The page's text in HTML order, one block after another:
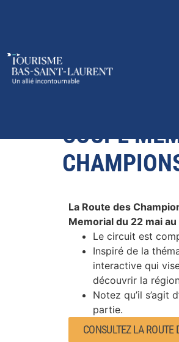
COUPE
La Route des
Memorial du 22 mai
Le circuit est
Inspiré de la
interactive qui
découvrir la
Notez qu’il s’agit
partie.
CONSULTEZ LA